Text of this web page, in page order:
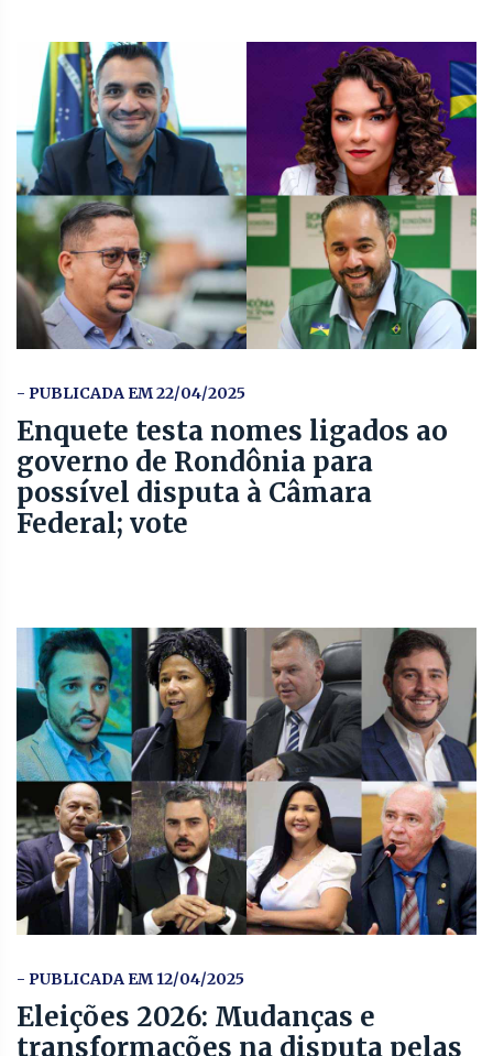
- PUBLICADA EM 22/04/2025
Enquete testa nomes ligados ao
governo de Rondônia para
possível disputa à Câmara
Federal; vote
- PUBLICADA EM 12/04/2025
Eleições 2026: Mudanças e
transformações na disputa pelas